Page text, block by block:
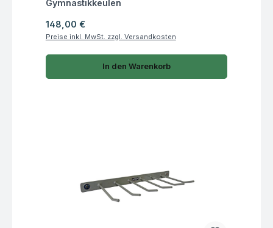
Gymnastikkeulen
Regulärer Preis:
148,00 €
Preise inkl. MwSt. zzgl. Versandkosten
In den Warenkorb